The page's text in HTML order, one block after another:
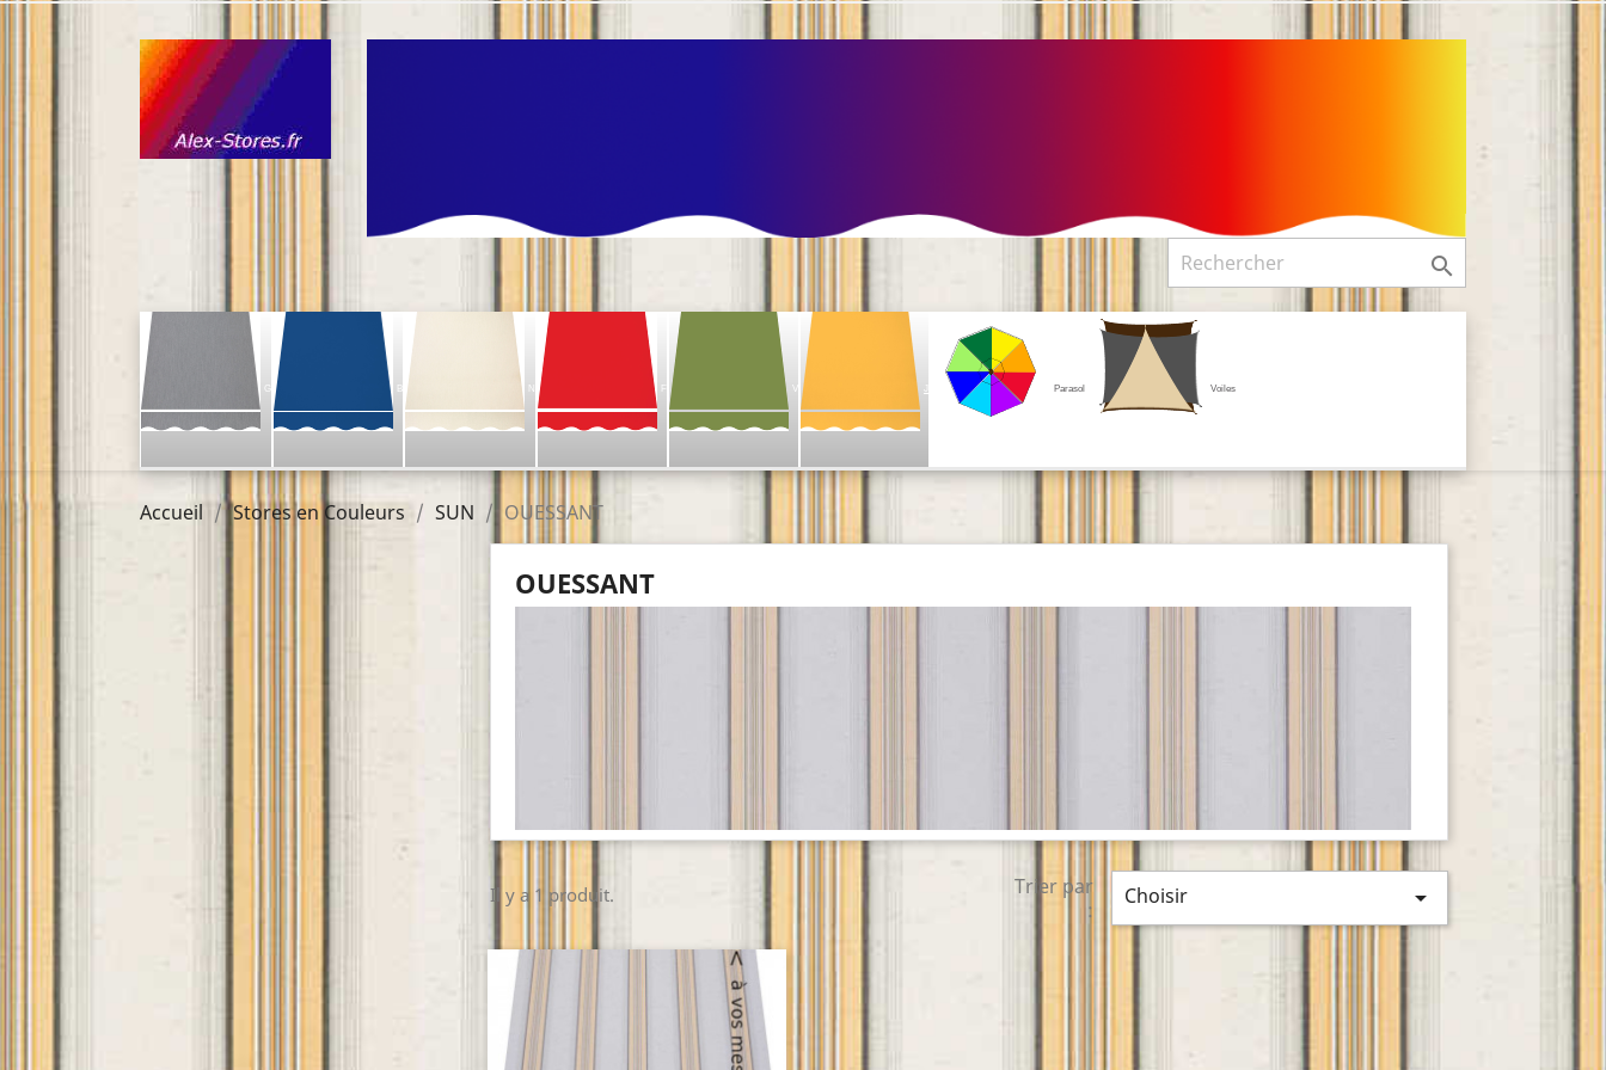

G B N V J Parasol Voiles
Accueil Stores en Couleurs SUN OUESSANT
OUESSANT
Il y a 1 produit.
Trier par
:
Choisir 